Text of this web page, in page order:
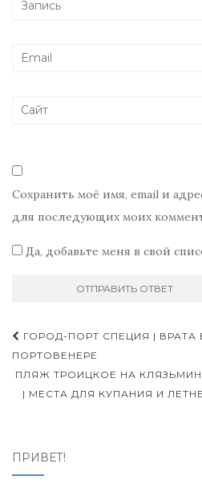
Сохранить моё имя, email и
для последующих моих
Да, добавьте меня в свой
Навигация
по
записям
ГОРОД-ПОРТ СПЕЦИЯ | ВРАТА
ПОРТОВЕНЕРЕ
ПЛЯЖ ТРОИЦКОЕ НА
| МЕСТА ДЛЯ КУПАНИЯ И
ПРИВЕТ!